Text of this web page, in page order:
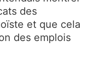
des
et que cela
des emplois